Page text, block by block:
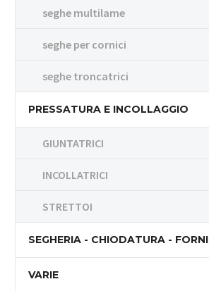
seghe multilame
seghe per cornici
seghe troncatrici
PRESSATURA E INCOLLAGGIO
GIUNTATRICI
INCOLLATRICI
STRETTOI
SEGHERIA - CHIODATURA - FORNI
VARIE